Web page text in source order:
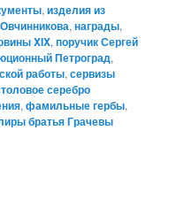
,изделия из
,награды,
XIX,поручик Сергей
Петроград,
работы,сервизы
серебро
,фамильные гербы,
братья Грачевы